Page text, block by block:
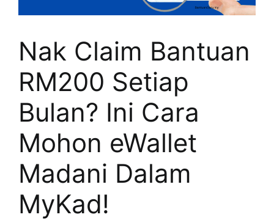
Nak Claim Bantuan
RM200 Setiap
Bulan? Ini Cara
Mohon eWallet
Madani Dalam
MyKad!